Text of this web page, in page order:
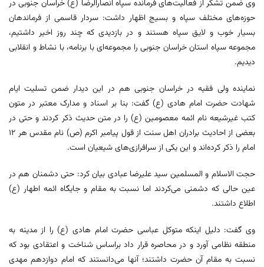
وی ضمن تشکر از فعالیت‌های فرمانده سپاه انصارالرضا (ع) خراسان جنوبی در
حوزه‌های مختلف سپاه و بسیج اظهار داشت: سردار قاسمی از فرماندهان
بسیار خوب و لایق سپاه هستند و در بازدیدی که چند روز اخیر داشتیم،
مجموعه سپاه استان خراسان جنوبی را مجموعه‌ای با برنامه، با نشاط و انقلابی
دیدیم.
نماینده ولی فقیه در خراسان جنوبی هم در این دیدار ضمن تسلیت ایام
شهادت حضرت امام هادی (ع) گفت: بنا بر اسناد و مدارک معتبر در متون
کتب غیرشیعه نام ائمه معصومین (ع) را در متن حدیث ذکر کردند و حتی در
بعضی از احادیث برادران اهل سنت از قول پیامبر اکرم (ص) نام مقدس هر ۱۲
امام را ذکر کرده‌اند و این یکی از سرافرازی‌های شیعیان است.
حجت الاسلام و المسلمین سید علیرضا عبادی بیان کرد: حتی دشمنان هم در
عین حالی که دشمنی می‌کردند اما نسبت به مقام و جایگاه ائمه اطهار (ع)
اطلاع داشتند.
وی گفت: دلیل اینکه متوکل عباسی حضرت امام هادی (ع) را از مدینه به
منطقه نظامی آورد و در محاصره قرار داد براساس شناخت و اعتقادی بود که
نسبت به مقام آن حضرت داشتند؛ آنها می‌دانستند که امام دوازدهم مهدی